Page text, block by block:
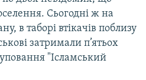
Сьогодні ж на
в таборі втікачів поблизу
затримали п’ятьох
"Ісламський